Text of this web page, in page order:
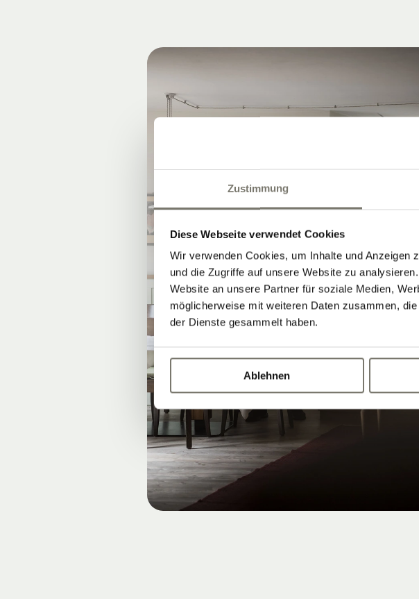
Zustimmung
Diese Webseite verwendet Cookies
Wir verwenden Cookies, um Inhalte und Anzeigen
und die Zugriffe auf unsere Website zu
Website an unsere Partner für soziale Medien,
möglicherweise mit weiteren Daten zusammen,
der Dienste gesammelt haben.
Ablehnen